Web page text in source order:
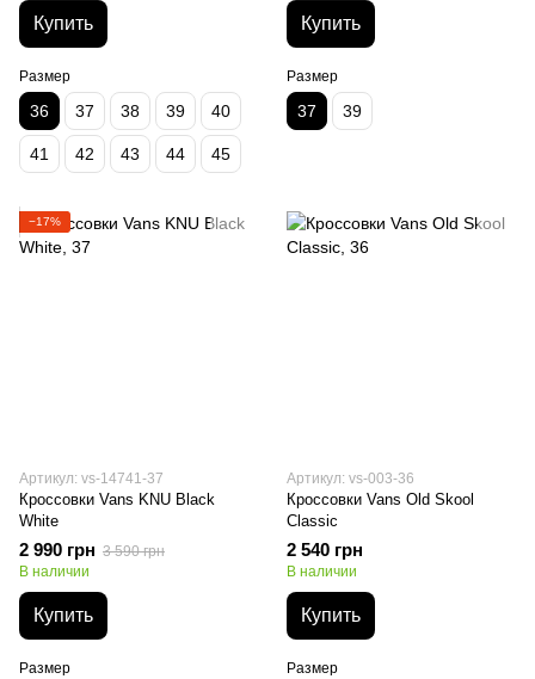
Купить
Размер
36 37 38 39 40
41 42 43 44 45
Купить
Размер
37 39
−17%
Артикул: vs-14741-37
Кроссовки Vans KNU Black
White
2 990 грн 3 590 грн
В наличии
Купить
Размер
Артикул: vs-003-36
Кроссовки Vans Old Skool
Classic
2 540 грн
В наличии
Купить
Размер